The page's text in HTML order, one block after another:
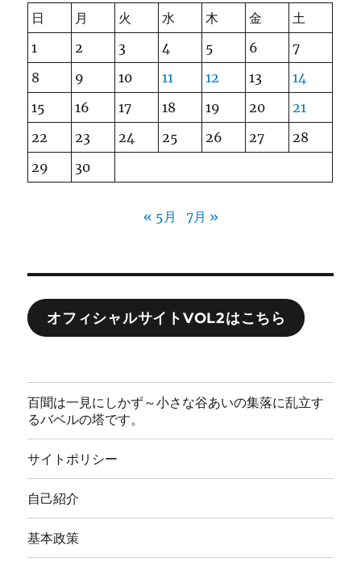
日
月 火 水 木 金
土
1
2 3 4 5 6
7
8
9 10 11 12 13
14
15
16 17 18 19 20
21
22
23 24 25 26 27
28
29
30
« 5月 7月 »
オフィシャルサイトVOL2はこちら
百聞は一見にしかず～小さな谷あいの集落に乱立す
るバベルの塔です。
サイトポリシー
自己紹介
基本政策